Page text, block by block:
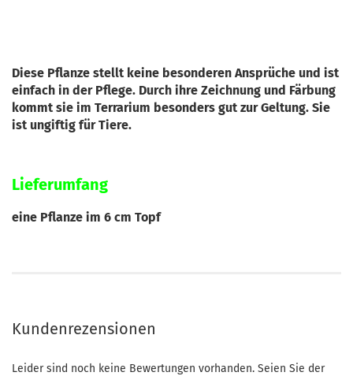
Diese Pflanze stellt keine besonderen Ansprüche und ist
einfach in der Pflege. Durch ihre Zeichnung und Färbung
kommt sie im Terrarium besonders gut zur Geltung. Sie
ist ungiftig für Tiere.
Lieferumfang
eine Pflanze im 6 cm Topf
Kundenrezensionen
Leider sind noch keine Bewertungen vorhanden. Seien Sie der